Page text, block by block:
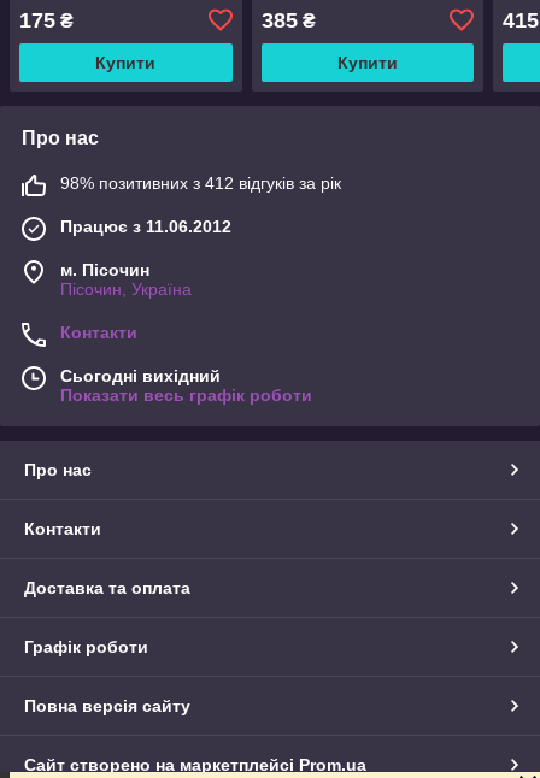
175 ₴
Купити
385₴
Купити
415
Про нас
98% позитивних з 412 відгуків за рік
Працює з 11.06.2012
м. Пісочин
Пісочин, Україна
Контакти
Сьогодні вихідний
Показати весь графік роботи
Про нас
Контакти
Доставка та оплата
Графік роботи
Повна версія сайту
Сайт створено на маркетплейсі Prom.ua